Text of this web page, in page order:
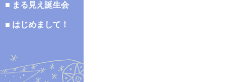
■ まる見え誕生会
■ はじめまして！